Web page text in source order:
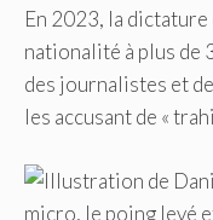
En 2023, la
nationalité à plus de
des journalistes et
les accusant de «